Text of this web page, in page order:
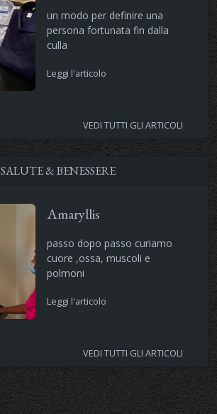
un modo per definire una
persona fortunata fin dalla
culla
Leggi l'articolo
VEDI TUTTI GLI ARTICOLI
SALUTE & BENESSERE
Amaryllis
passo dopo passo curiamo
cuore ,ossa, muscoli e
polmoni
Leggi l'articolo
VEDI TUTTI GLI ARTICOLI